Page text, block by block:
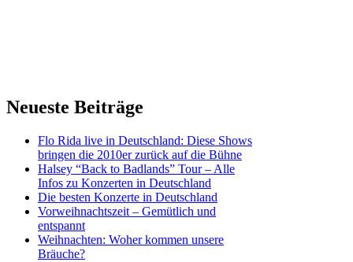
Neueste Beiträge
Flo Rida live in Deutschland: Diese Shows
bringen die 2010er zurück auf die Bühne
Halsey “Back to Badlands” Tour – Alle
Infos zu Konzerten in Deutschland
Die besten Konzerte in Deutschland
Vorweihnachtszeit – Gemütlich und
entspannt
Weihnachten: Woher kommen unsere
Bräuche?